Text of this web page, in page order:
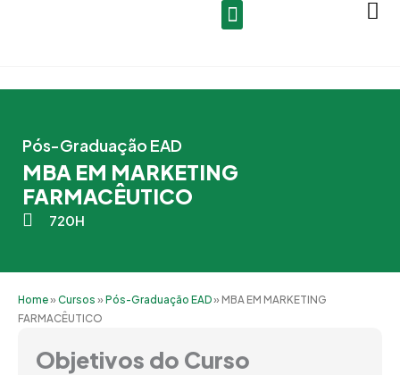
Pós-Graduação EAD
MBA EM MARKETING
FARMACÊUTICO
720H
Home»Cursos »Pós-Graduação EAD» MBA EM MARKETING
FARMACÊUTICO
Objetivos do Curso